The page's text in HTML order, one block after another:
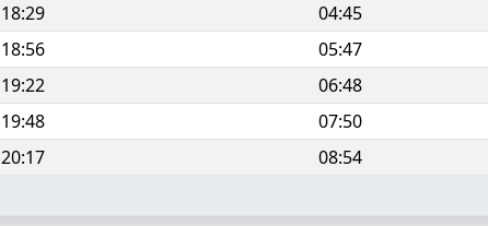
18:29 04:45
18:56 05:47
19:22 06:48
19:48 07:50
20:17 08:54